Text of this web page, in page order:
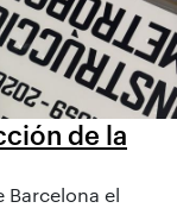
de la
Barcelona el